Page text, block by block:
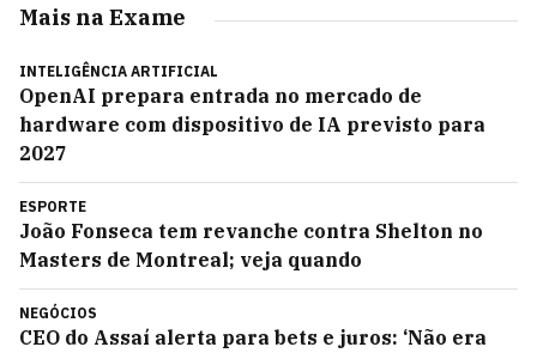
Mais na Exame
INTELIGÊNCIA ARTIFICIAL
OpenAI prepara entrada no mercado de
hardware com dispositivo de IA previsto para
2027
ESPORTE
João Fonseca tem revanche contra Shelton no
Masters de Montreal; veja quando
NEGÓCIOS
CEO do Assaí alerta para bets e juros: ‘Não era